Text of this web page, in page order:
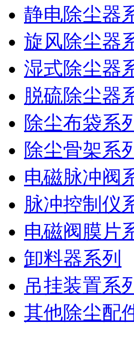
静电除尘器
旋风除尘器
湿式除尘器
脱硫除尘器
除尘布袋系
除尘骨架系
电磁脉冲阀
脉冲控制仪
电磁阀膜片
卸料器系列
吊挂装置系
其他除尘配